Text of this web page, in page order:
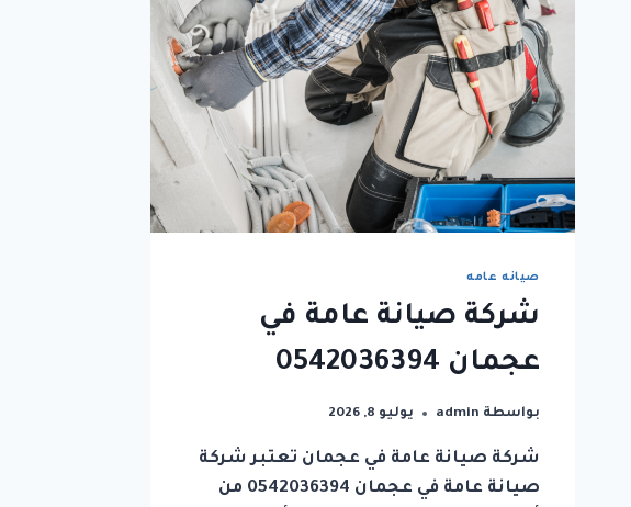
صيانه عامه
شركة صيانة عامة في
عجمان 0542036394
بواسطة admin يوليو 8, 2026
شركة صيانة عامة في عجمان تعتبر شركة
صيانة عامة في عجمان 0542036394 من